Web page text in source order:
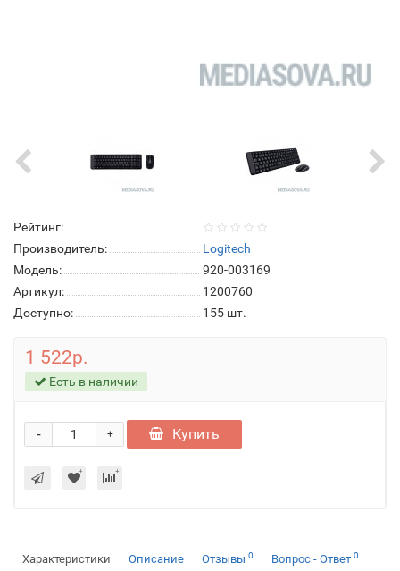
Рейтинг:
Производитель:
Logitech
Модель:
920-003169
Артикул:
1200760
Доступно:
155 шт.
1 522р.
Есть в наличии
+
- Купить
Характеристики Описание Отзывы 0 Вопрос - Ответ 0